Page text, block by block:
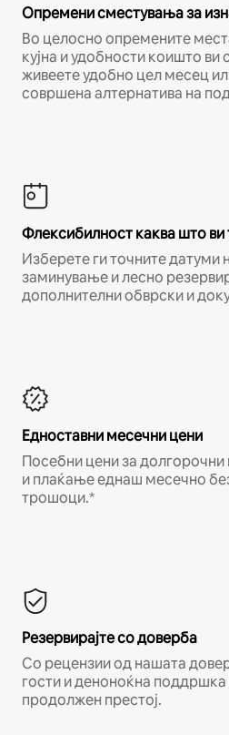
Опремени сместувања за
Во целосно опремените
кујна и удобности коишто ви
живеете удобно цел месец
совршена алтернатива на
Флексибилност каква што ви
Изберете ги точните датуми
заминување и лесно
дополнителни обврски и
Едноставни месечни цени
Посебни цени за
и плаќање еднаш месечно
трошоци.*
Резервирајте со доверба
Со рецензии од нашата
гости и деноноќна
продолжен престој.